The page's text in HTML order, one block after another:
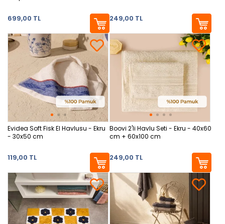
699,00 TL 249,00 TL
Evidea Soft Fisk El Havlusu - Ekru
- 30x50 cm
119,00 TL
Boovi 2'li Havlu Seti - Ekru - 40x60
cm + 60x100 cm
249,00 TL